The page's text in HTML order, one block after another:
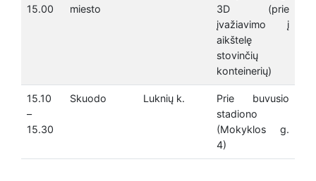
15.00
miesto
3D (prie
įvažiavimo į
aikštelę
stovinčių
konteinerių)
15.10
–
15.30
Skuodo Luknių k.
Prie buvusio
stadiono
(Mokyklos g.
4)